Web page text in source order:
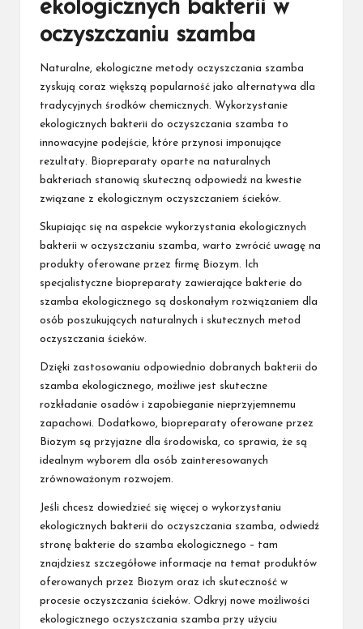
ekologicznych bakterii w
oczyszczaniu szamba
Naturalne, ekologiczne metody oczyszczania szamba
zyskują coraz większą popularność jako alternatywa dla
tradycyjnych środków chemicznych. Wykorzystanie
ekologicznych bakterii do oczyszczania szamba to
innowacyjne podejście, które przynosi imponujące
rezultaty. Biopreparaty oparte na naturalnych
bakteriach stanowią skuteczną odpowiedź na kwestie
związane z ekologicznym oczyszczaniem ścieków.
Skupiając się na aspekcie wykorzystania ekologicznych
bakterii w oczyszczaniu szamba, warto zwrócić uwagę na
produkty oferowane przez firmę Biozym. Ich
specjalistyczne biopreparaty zawierające bakterie do
szamba ekologicznego są doskonałym rozwiązaniem dla
osób poszukujących naturalnych i skutecznych metod
oczyszczania ścieków.
Dzięki zastosowaniu odpowiednio dobranych bakterii do
szamba ekologicznego, możliwe jest skuteczne
rozkładanie osadów i zapobieganie nieprzyjemnemu
zapachowi. Dodatkowo, biopreparaty oferowane przez
Biozym są przyjazne dla środowiska, co sprawia, że są
idealnym wyborem dla osób zainteresowanych
zrównoważonym rozwojem.
Jeśli chcesz dowiedzieć się więcej o wykorzystaniu
ekologicznych bakterii do oczyszczania szamba, odwiedź
stronę bakterie do szamba ekologicznego – tam
znajdziesz szczegółowe informacje na temat produktów
oferowanych przez Biozym oraz ich skuteczność w
procesie oczyszczania ścieków. Odkryj nowe możliwości
ekologicznego oczyszczania szamba przy użyciu